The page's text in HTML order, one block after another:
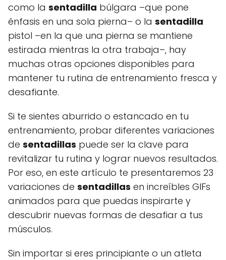
como la sentadilla búlgara –que pone
énfasis en una sola pierna– o la sentadilla
pistol –en la que una pierna se mantiene
estirada mientras la otra trabaja–, hay
muchas otras opciones disponibles para
mantener tu rutina de entrenamiento fresca y
desafiante.
Si te sientes aburrido o estancado en tu
entrenamiento, probar diferentes variaciones
de sentadillas puede ser la clave para
revitalizar tu rutina y lograr nuevos resultados.
Por eso, en este artículo te presentaremos 23
variaciones de sentadillas en increíbles GIFs
animados para que puedas inspirarte y
descubrir nuevas formas de desafiar a tus
músculos.
Sin importar si eres principiante o un atleta